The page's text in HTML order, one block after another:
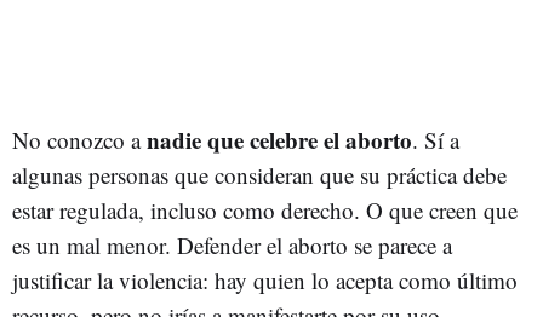
No conozco anadie que celebre el aborto. Sí a
algunas personas que consideran que su práctica debe
estar regulada, incluso como derecho. O que creen que
es un mal menor. Defender el aborto se parece a
justificar la violencia: hay quien lo acepta como último